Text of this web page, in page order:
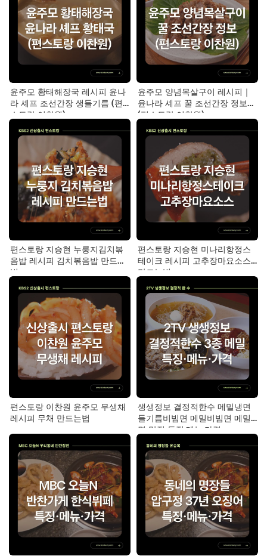
윤주모 황태해장국 레시피 윤나
라 셰프 조선간장 생들기름 (편
스토랑 이찬원)
윤주모 양념목살구이 레시피｜
윤나라 셰프 꿀 조선간장 정보
(편스토랑 이찬원)
편스토랑 지승현 누룽지김치볶
음밥 레시피 김치볶음밥 만드는
법
편스토랑 지승현 미나리항정스
테이크 레시피 고추장마요소스
만드는법
편스토랑 이찬원 윤주모 무생채
레시피 무채 만드는법
생생정보 결정적한수 메밀냉면
들기름비빔면 메밀비빔면 메밀
면 맛집 특징·메뉴·가격